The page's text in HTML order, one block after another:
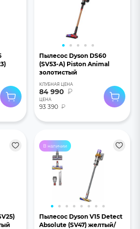
Пылесос Dyson DS60
(SV53-A) Piston Animal
золотистый
КЛУБНАЯ ЦЕНА
84 990 ₽
ЦЕНА
93 390 ₽
В наличии
Пылесос Dyson V15 Detect
Absolute (SV47) желтый/